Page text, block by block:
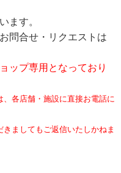
ます。
問合せ・リクエストは
ップ専用となっており
各店舗・施設に直接お電話に
ましてもご返信いたしかねま